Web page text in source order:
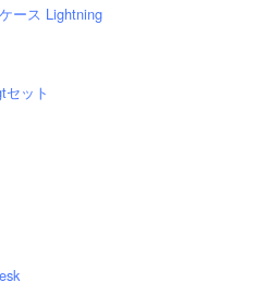
ース Lightning
セット